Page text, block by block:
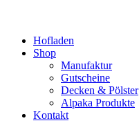
Hofladen
Shop
Manufaktur
Gutscheine
Decken & Pölster
Alpaka Produkte
Kontakt